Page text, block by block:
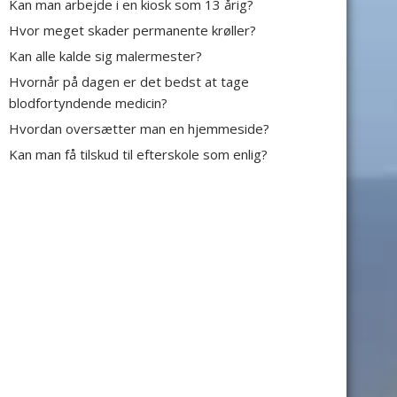
Kan man arbejde i en kiosk som 13 årig?
Hvor meget skader permanente krøller?
Kan alle kalde sig malermester?
Hvornår på dagen er det bedst at tage
blodfortyndende medicin?
Hvordan oversætter man en hjemmeside?
Kan man få tilskud til efterskole som enlig?